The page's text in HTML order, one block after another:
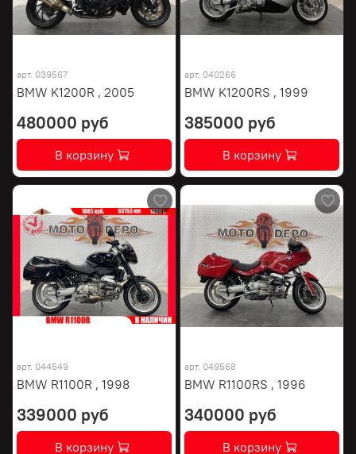
арт. 039567
BMW K1200R , 2005
480000 руб
В корзину
арт. 040266
BMW K1200RS , 1999
385000 руб
В корзину
арт. 044549
BMW R1100R , 1998
339000 руб
В корзину
арт. 049568
BMW R1100RS , 1996
340000 руб
В корзину